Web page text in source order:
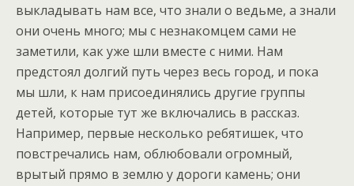
выкладывать нам все, что знали о ведьме, а знали
они очень много; мы с незнакомцем сами не
заметили, как уже шли вместе с ними. Нам
предстоял долгий путь через весь город, и пока
мы шли, к нам присоединялись другие группы
детей, которые тут же включались в рассказ.
Например, первые несколько ребятишек, что
повстречались нам, облюбовали огромный,
врытый прямо в землю у дороги камень; они